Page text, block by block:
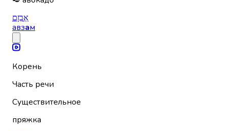
אַבְזָם
авзам
Корень
Часть речи
Существительное
пряжка